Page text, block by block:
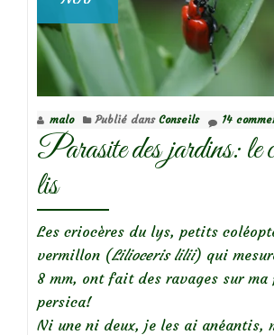
malo Publié dans Conseils 14
Parasite des jardins: le
lis
Les criocères du lys, petits
vermillon (Lilioceris lilii) qui
8 mm, ont fait des ravages sur
persica!
Ni une ni deux, je les ai anéantis,